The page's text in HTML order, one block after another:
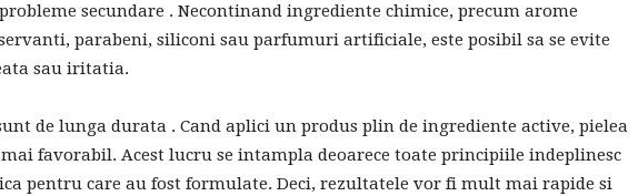
secundare . Necontinand ingrediente chimice, precum arome
parabeni, siliconi sau parfumuri artificiale, este posibil sa se evite
sau iritatia.
de lunga durata . Cand aplici un produs plin de ingrediente active, pielea
favorabil. Acest lucru se intampla deoarece toate principiile indeplinesc
pentru care au fost formulate. Deci, rezultatele vor fi mult mai rapide si